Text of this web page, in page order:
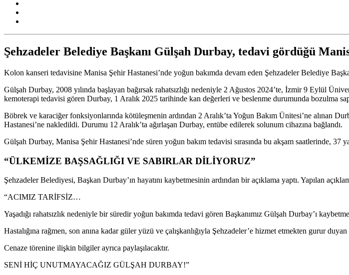
Şehzadeler Belediye Başkanı Gülşah Durbay, tedavi gördüğü
Kolon kanseri tedavisine Manisa Şehir Hastanesi’nde yoğun bakımda devam eden Şehzadeler Belediye
Gülşah Durbay, 2008 yılında başlayan bağırsak rahatsızlığı nedeniyle 2 Ağustos 2024’te, İzmir 9 Eylül
kemoterapi tedavisi gören Durbay, 1 Aralık 2025 tarihinde kan değerleri ve beslenme durumunda bozulma
Böbrek ve karaciğer fonksiyonlarında kötüleşmenin ardından 2 Aralık’ta Yoğun Bakım Ünitesi’ne alınan
Hastanesi’ne nakledildi. Durumu 12 Aralık’ta ağırlaşan Durbay, entübe edilerek solunum cihazına bağlandı.
Gülşah Durbay, Manisa Şehir Hastanesi’nde süren yoğun bakım tedavisi sırasında bu akşam saatlerinde, 37
“ÜLKEMİZE BAŞSAĞLIĞI VE SABIRLAR DİLİYORUZ”
Şehzadeler Belediyesi, Başkan Durbay’ın hayatını kaybetmesinin ardından bir açıklama yaptı. Yapılan
“ACIMIZ TARİFSİZ…
Yaşadığı rahatsızlık nedeniyle bir süredir yoğun bakımda tedavi gören Başkanımız Gülşah Durbay’ı
Hastalığına rağmen, son anına kadar güler yüzü ve çalışkanlığıyla Şehzadeler’e hizmet etmekten gurur
Cenaze törenine ilişkin bilgiler ayrıca paylaşılacaktır.
SENİ HİÇ UNUTMAYACAĞIZ GÜLŞAH DURBAY!”